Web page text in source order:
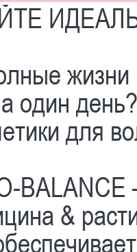
один
для
&